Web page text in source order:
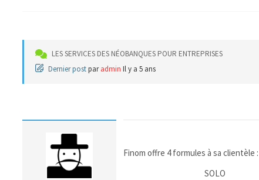
LES SERVICES DES NÉOBANQUES POUR ENTREPRISES
Dernier postpar admin Il y a 5 ans
Finom offre 4 formules à sa clientèle :
SOLO